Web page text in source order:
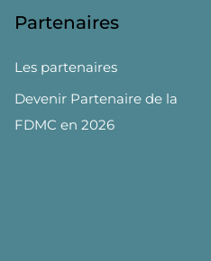
Partenaires
Les partenaires
Devenir Partenaire de la
FDMC en 2026